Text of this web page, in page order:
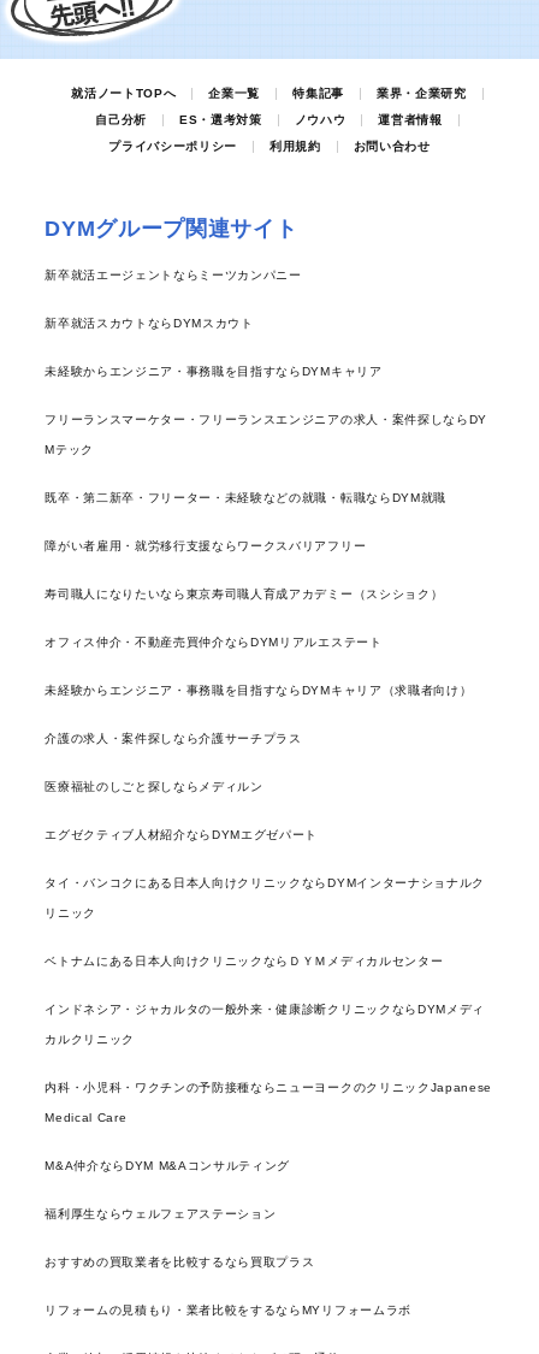
就活ノートTOPへ 企業一覧 特集記事
業界・企業研究
自己分析
ES・選考対策 ノウハウ
運営者情報
プライバシーポリシー
利用規約 お問い合わせ
DYMグループ関連サイト
新卒就活エージェントならミーツカンパニー
新卒就活スカウトならDYMスカウト
未経験からエンジニア・事務職を目指すならDYMキャリア
フリーランスマーケター・フリーランスエンジニアの求人・案件探しならDY
Mテック
既卒・第二新卒・フリーター・未経験などの就職・転職ならDYM就職
障がい者雇用・就労移行支援ならワークスバリアフリー
寿司職人になりたいなら東京寿司職人育成アカデミー（スシショク）
オフィス仲介・不動産売買仲介ならDYMリアルエステート
未経験からエンジニア・事務職を目指すならDYMキャリア（求職者向け）
介護の求人・案件探しなら介護サーチプラス
医療福祉のしごと探しならメディルン
エグゼクティブ人材紹介ならDYMエグゼパート
タイ・バンコクにある日本人向けクリニックならDYMインターナショナルク
リニック
ベトナムにある日本人向けクリニックならＤＹＭメディカルセンター
インドネシア・ジャカルタの一般外来・健康診断クリニックならDYMメディ
カルクリニック
内科・小児科・ワクチンの予防接種ならニューヨークのクリニックJapanese
Medical Care
M&A仲介ならDYM M&Aコンサルティング
福利厚生ならウェルフェアステーション
おすすめの買取業者を比較するなら買取プラス
リフォームの見積もり・業者比較をするならMYリフォームラボ